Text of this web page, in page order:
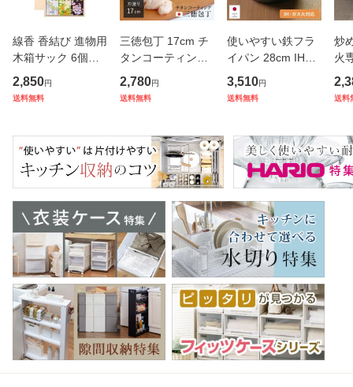
線香 香結び 進物用
木箱サック 6個入
り ギフト （ お線
香 微煙 仏壇 お墓
プレゼント 贈り物
2,850円
送料無料
三徳包丁 17cm チ
タンコーティング
濃州正宗 日本製 （
包丁 万能包丁 料理
5ミリ チタン 錆び
にくい 切
2,780円
送料無料
使いやすい鉄フラ
イパン 28cm IH対
応 こだわり職人 日
本製 藤田金属 （
パン フライパン 炒
め鍋 ハー
3,510円
送料無料
炒
火
モ
ル
ン
K
送料